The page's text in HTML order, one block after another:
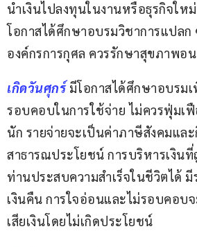
นำเงินไปลงทุนในงานหรือธุรกิจใ
โอกาสได้ศึกษาอบรมวิชาการแปลก
องค์กรการกุศล ควรรักษาสุขภาพอ
เกิดวันศุกร์ มีโอกาสได้ศึกษาอบรมเ
รอบคอบในการใช้จ่าย ไม่ควรฟุ่มเ
นัก รายจ่ายจะเป็นค่าภาษีสังคมแล
สาธารณประโยชน์ การบริหารเงิน
ท่านประสบความสำเร็จในชีวิตได้
เงินคืน การใจอ่อนและไม่รอบคอบ
เสียเงินโดยไม่เกิดประโยชน์